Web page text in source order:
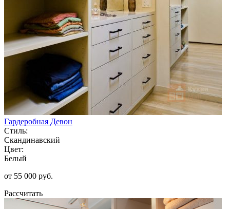
Гардеробная Девон
Стиль:
Скандинавский
Цвет:
Белый
от 55 000 руб.
Рассчитать